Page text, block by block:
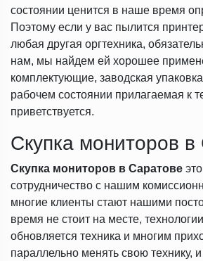
состоянии ценится в наше время
Поэтому если у вас пылится
любая другая оргтехника,
нам, мы найдем ей хорошее
комплектующие, заводская
рабочем состоянии прилагаемая к
приветствуется.
Скупка мониторов в
Скупка мониторов в Саратове
сотрудничество с нашим
многие клиенты стают нашими
время не стоит на месте,
обновляется техника и многим
параллельно менять свою технику, и